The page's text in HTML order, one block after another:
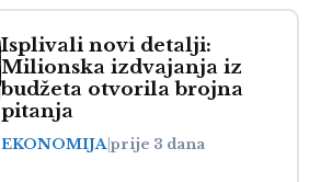
Isplivali novi detalji:
Milionska izdvajanja iz
budžeta otvorila brojna
pitanja
EKONOMIJAprije 3 dana